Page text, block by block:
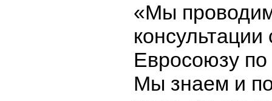
«Мы
Евросоюзу по
Мы знаем и